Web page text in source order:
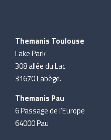
Themanis Toulouse
Lake Park
308 allée du Lac
31670 Labège.
Themanis Pau
6 Passage de l’Europe
64000 Pau